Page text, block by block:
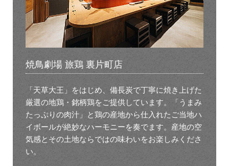
焼鳥劇場 旅鶏 裏片町店
「天草大王」をはじめ、備長炭で丁寧に焼き上げた
厳選の地鶏・銘柄鶏をご提供しています。「うまみ
たっぷりの肉汁」と鶏の産地から仕入れたご当地ハ
イボールが絶妙なハーモニーを奏でます。産地の空
気感とその土地ならではの味わいをお楽しみくださ
い。